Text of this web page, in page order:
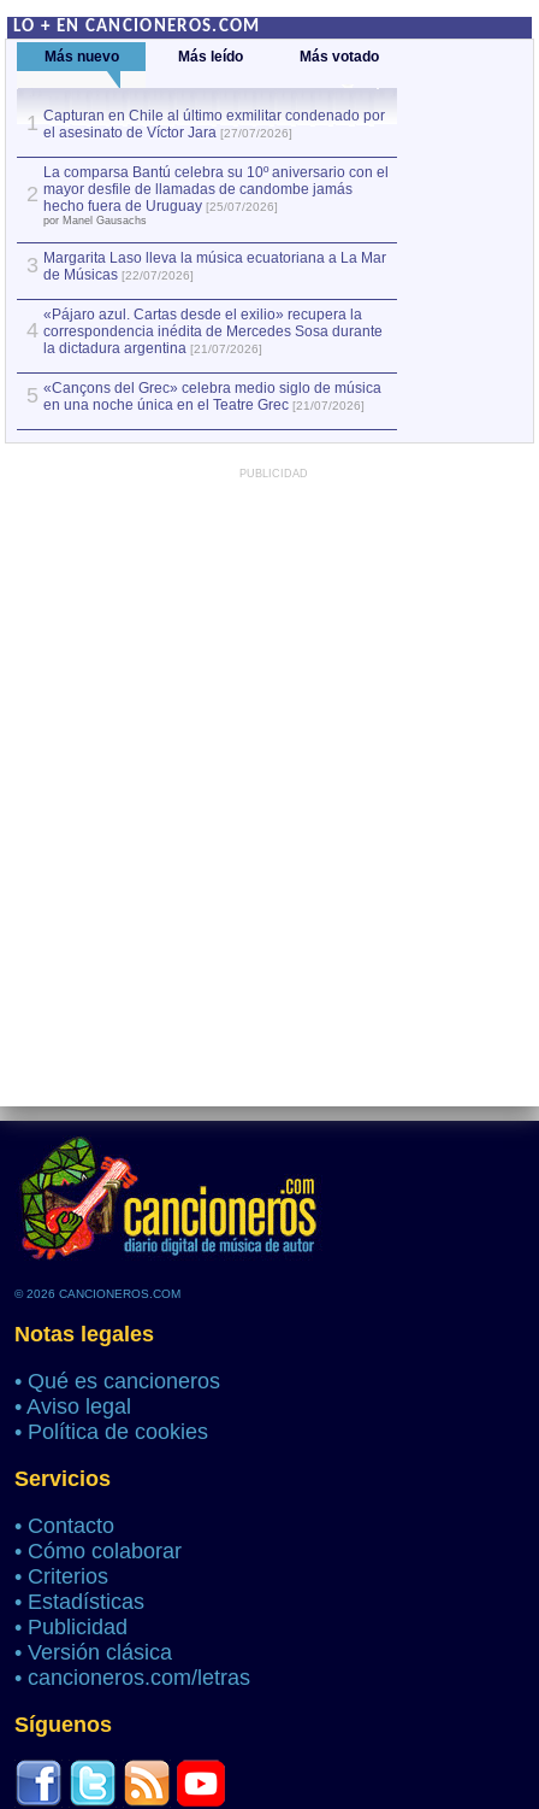
LO + EN CANCIONEROS.COM
Más nuevo Más leído Más votado
1 Capturan en Chile al último exmilitar condenado por
el asesinato de Víctor Jara [27/07/2026]
2
La comparsa Bantú celebra su 10º aniversario con el
mayor desfile de llamadas de candombe jamás
hecho fuera de Uruguay [25/07/2026]
por Manel Gausachs
3 Margarita Laso lleva la música ecuatoriana a La Mar
de Músicas [22/07/2026]
4
«Pájaro azul. Cartas desde el exilio» recupera la
correspondencia inédita de Mercedes Sosa durante
la dictadura argentina [21/07/2026]
5 «Cançons del Grec» celebra medio siglo de música
en una noche única en el Teatre Grec [21/07/2026]
PUBLICIDAD
© 2026 CANCIONEROS.COM
Notas legales
• Qué es cancioneros
• Aviso legal
• Política de cookies
Servicios
• Contacto
• Cómo colaborar
• Criterios
• Estadísticas
• Publicidad
• Versión clásica
• cancioneros.com/letras
Síguenos